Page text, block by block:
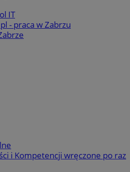
IT
- praca w Zabrzu
i Kompetencji wręczone po raz